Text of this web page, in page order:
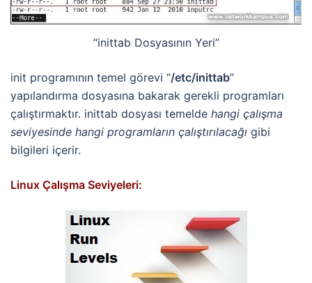
“inittab Dosyasının Yeri”
init programının temel görevi “/etc/inittab”
yapılandırma dosyasına bakarak gerekli programları
çalıştırmaktır. inittab dosyası temelde hangi çalışma
seviyesinde hangi programların çalıştırılacağı gibi
bilgileri içerir.
Linux Çalışma Seviyeleri: